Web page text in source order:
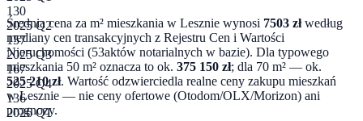
130
2025 Q2
157
2025 Q3
167
2025 Q4
136
2026 Q1
Średnia cena za m² mieszkania w Lesznie wynosi 7503 złwedług
mediany cen transakcyjnych z Rejestru Cen i Wartości
Nieruchomości (53aktów notarialnych w bazie). Dla typowego
mieszkania 50 m² oznacza to ok. 375 150 zł; dla 70 m² — ok.
525 210zł. Wartość odzwierciedla realne ceny zakupu mieszkań
wLesznie — nie ceny ofertowe (Otodom/OLX/Morizon) ani
prognozy.